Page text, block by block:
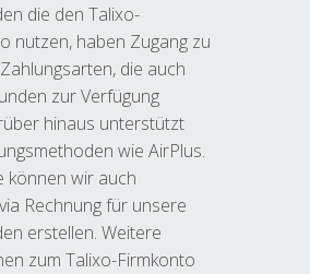
die den Talixo-
nutzen, haben Zugang zu
die auch
zur Verfügung
hinaus unterstützt
wie AirPlus.
können wir auch
Rechnung für unsere
erstellen. Weitere
zum Talixo-Firmkonto